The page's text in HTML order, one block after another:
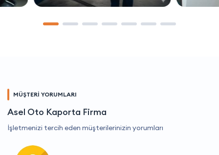
MÜŞTERİ YORUMLARI
Asel Oto Kaporta Firma
İşletmenizi tercih eden müşterilerinizin yorumları